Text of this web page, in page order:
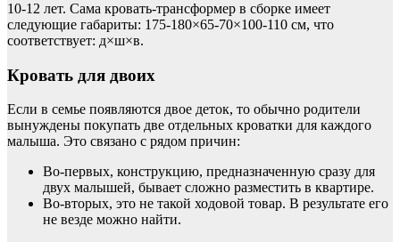
10-12 лет. Сама кровать-трансформер в сборке имеет
следующие габариты: 175-180×65-70×100-110 см, что
соответствует: д×ш×в.
Кровать для двоих
Если в семье появляются двое деток, то обычно родители
вынуждены покупать две отдельных кроватки для каждого
малыша. Это связано с рядом причин:
Во-первых, конструкцию, предназначенную сразу для
двух малышей, бывает сложно разместить в квартире.
Во-вторых, это не такой ходовой товар. В результате его
не везде можно найти.